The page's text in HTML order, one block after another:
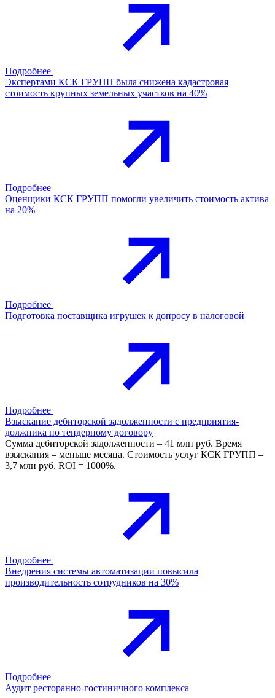
Подробнее
Экспертами КСК ГРУПП была снижена кадастровая
стоимость крупных земельных участков на 40%
Подробнее
Оценщики КСК ГРУПП помогли увеличить стоимость актива
на 20%
Подробнее
Подготовка поставщика игрушек к допросу в налоговой
Подробнее
Взыскание дебиторской задолженности с предприятия-
должника по тендерному договору
Сумма дебиторской задолженности – 41 млн руб. Время
взыскания – меньше месяца. Стоимость услуг КСК ГРУПП –
3,7 млн руб. ROI = 1000%.
Подробнее
Внедрения системы автоматизации повысила
производительность сотрудников на 30%
Подробнее
Аудит ресторанно-гостиничного комплекса